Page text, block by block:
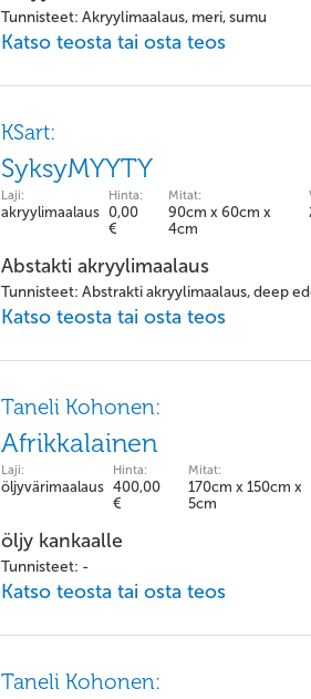
Tunnisteet: Akryylimaalaus, meri, sumu
Katso teosta tai osta teos
KSart:
SyksyMYYTY
Laji:
akryylimaalaus
Hinta:
0,00
€
Mitat:
90cm x 60cm x
4cm
Abstakti akryylimaalaus
Tunnisteet: Abstrakti akryylimaalaus, deep
Katso teosta tai osta teos
Taneli Kohonen:
Afrikkalainen
Laji:
öljyvärimaalaus
Hinta:
400,00
€
Mitat:
170cm x 150cm x
5cm
öljy kankaalle
Tunnisteet: -
Katso teosta tai osta teos
Taneli Kohonen: